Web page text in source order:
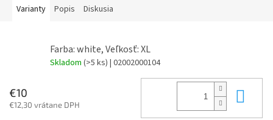
Varianty Popis Diskusia
Farba: white, Veľkosť: XL
Skladom (>5 ks) | 02002000104
€10
€12,30 vrátane DPH